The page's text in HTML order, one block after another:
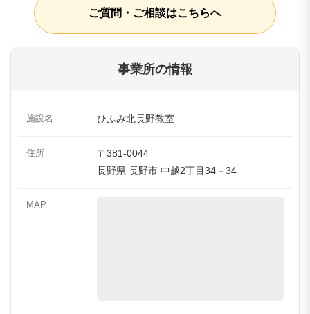
ご質問・ご相談はこちらへ
事業所の情報
施設名 ひふみ北長野教室
住所
〒381-0044
長野県 長野市 中越2丁目34－34
MAP